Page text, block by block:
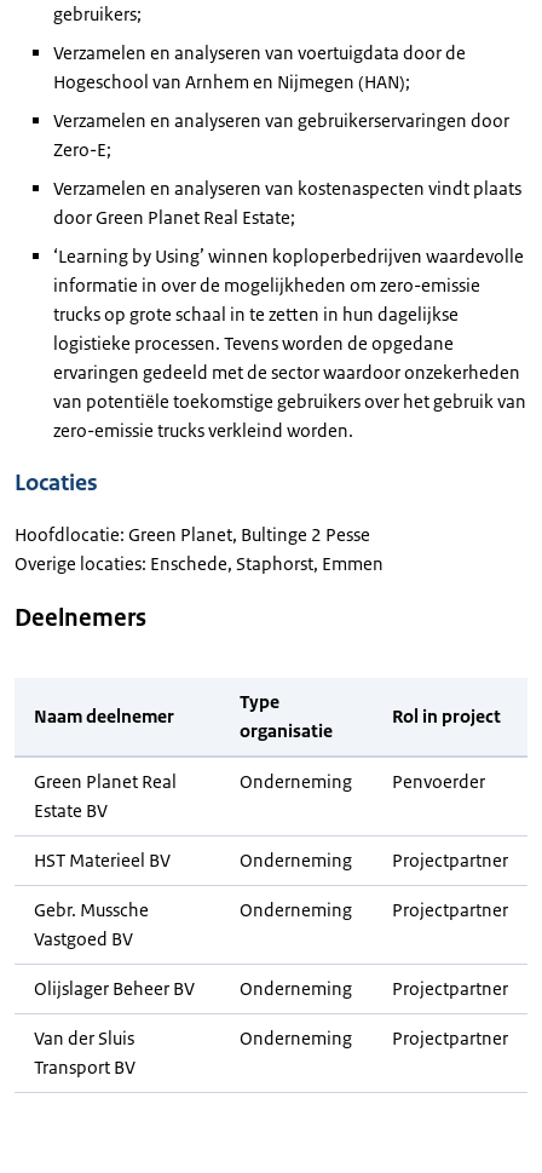
gebruikers;
Verzamelen en analyseren van voertuigdata door de
Hogeschool van Arnhem en Nijmegen (HAN);
Verzamelen en analyseren van gebruikerservaringen door
Zero-E;
Verzamelen en analyseren van kostenaspecten vindt plaats
door Green Planet Real Estate;
‘Learning by Using’ winnen koploperbedrijven waardevolle
informatie in over de mogelijkheden om zero-emissie
trucks op grote schaal in te zetten in hun dagelijkse
logistieke processen. Tevens worden de opgedane
ervaringen gedeeld met de sector waardoor onzekerheden
van potentiële toekomstige gebruikers over het gebruik van
zero-emissie trucks verkleind worden.
Locaties
Hoofdlocatie: Green Planet, Bultinge 2 Pesse
Overige locaties: Enschede, Staphorst, Emmen
Deelnemers
Naam deelnemer
Type
organisatie
Rol in project
Green Planet Real
Estate BV
Onderneming Penvoerder
HST Materieel BV Onderneming Projectpartner
Gebr. Mussche
Vastgoed BV
Onderneming Projectpartner
Olijslager Beheer BV Onderneming Projectpartner
Van der Sluis
Transport BV
Onderneming Projectpartner